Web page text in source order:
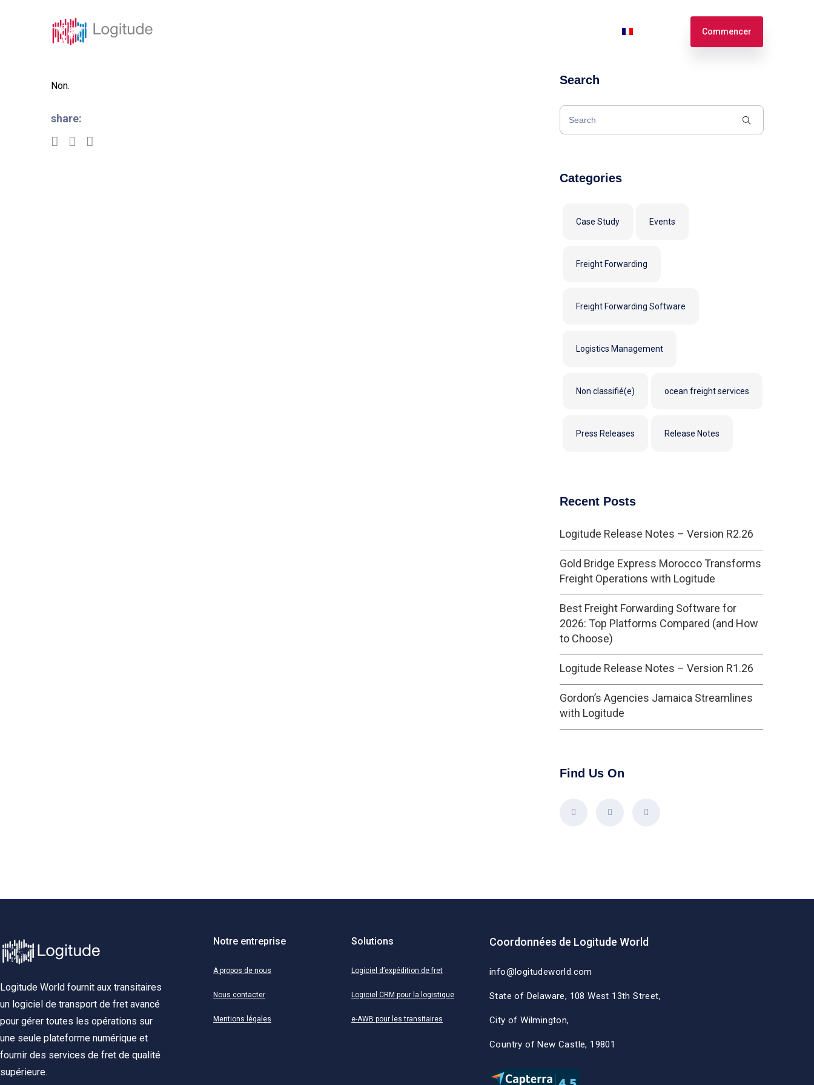
Commencer
Non.
share:
Search
Categories
Case Study Events
Freight Forwarding
Freight Forwarding Software
Logistics Management
Non classifié(e) ocean freight services
Press Releases Release Notes
Recent Posts
Logitude Release Notes – Version R2.26
Gold Bridge Express Morocco Transforms
Freight Operations with Logitude
Best Freight Forwarding Software for
2026: Top Platforms Compared (and How
to Choose)
Logitude Release Notes – Version R1.26
Gordon’s Agencies Jamaica Streamlines
with Logitude
Find Us On
Logitude World fournit aux transitaires
un logiciel de transport de fret avancé
pour gérer toutes les opérations sur
une seule plateforme numérique et
fournir des services de fret de qualité
supérieure.
Notre entreprise
A propos de nous
Nous contacter
Mentions légales
Solutions
Logiciel d’expédition de fret
Logiciel CRM pour la logistique
e-AWB pour les transitaires
Coordonnées de Logitude World
info@logitudeworld.com
State of Delaware, 108 West 13th Street,
City of Wilmington,
Country of New Castle, 19801